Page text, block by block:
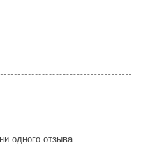
одного отзыва